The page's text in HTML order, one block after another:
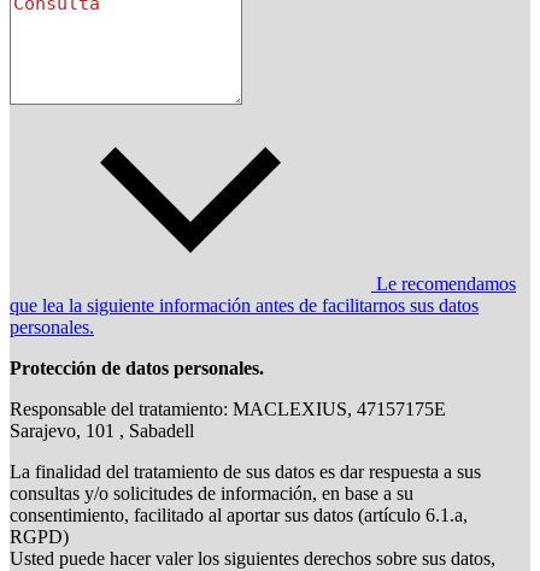
Le recomendamos
que lea la siguiente información antes de facilitarnos sus datos
personales.
Protección de datos personales.
Responsable del tratamiento: MACLEXIUS, 47157175E
Sarajevo, 101 , Sabadell
La finalidad del tratamiento de sus datos es dar respuesta a sus
consultas y/o solicitudes de información, en base a su
consentimiento, facilitado al aportar sus datos (artículo 6.1.a,
RGPD)
Usted puede hacer valer los siguientes derechos sobre sus datos,